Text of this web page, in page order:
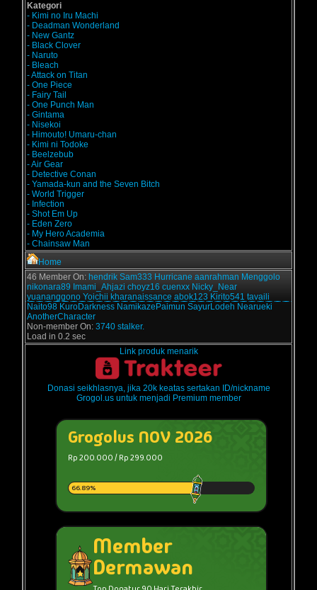
Kategori
- Kimi no Iru Machi
- Deadman Wonderland
- New Gantz
- Black Clover
- Naruto
- Bleach
- Attack on Titan
- One Piece
- Fairy Tail
- One Punch Man
- Gintama
- Nisekoi
- Himouto! Umaru-chan
- Kimi ni Todoke
- Beelzebub
- Air Gear
- Detective Conan
- Yamada-kun and the Seven Bitch
- World Trigger
- Infection
- Shot Em Up
- Eden Zero
- My Hero Academia
- Chainsaw Man
Home
46 Member On: hendrik Sam333 Hurricane aanrahman Menggolo
nikonara89 Imami_Ahjazi choyz16 cuenxx Nicky_Near
yuananggono Yoichii kharanaissance abok123 Kirito541 tavaili
Naito98 KuroDarkness NamikazePaimun SayurLodeh Nearueki
AnotherCharacter
Non-member On: 3740 stalker.
Load in 0.2 sec
Link produk menarik
Donasi seikhlasnya, jika 20k keatas sertakan ID/nickname
Grogol.us untuk menjadi Premium member